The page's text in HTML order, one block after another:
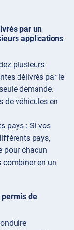
par un
applications
plusieurs
délivrés par le
demande.
de véhicules en
pays : Si vos
pays,
pour chacun
combiner en un
permis de